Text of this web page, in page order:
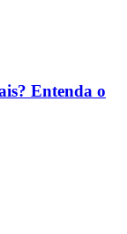
Entenda o